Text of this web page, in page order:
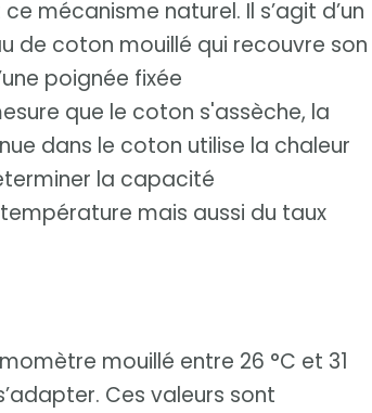
mécanisme naturel. Il s’agit d’un
de coton mouillé qui recouvre son
poignée fixée
que le coton s'assèche, la
dans le coton utilise la chaleur
la capacité
mais aussi du taux
mouillé entre 26 °C et 31
Ces valeurs sont